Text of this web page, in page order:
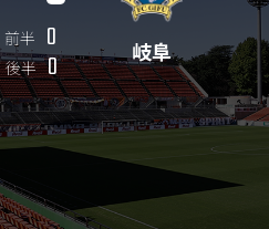
前半 0
後半 0 岐阜